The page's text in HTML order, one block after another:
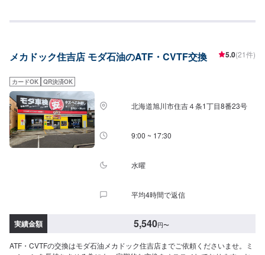
メカドック住吉店 モダ石油のATF・CVTF交換 5.0(21件)
カードOK QR決済OK
北海道旭川市住吉４条1丁目8番23号
9:00 ~ 17:30
水曜
平均4時間で返信
実績金額 5,540円〜
ATF・CVTFの交換はモダ石油メカドック住吉店までご依頼くださいませ。ミ